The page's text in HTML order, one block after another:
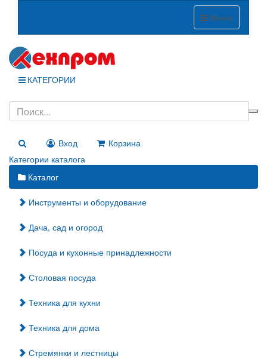
Меню
КАТЕГОРИИ
Вход
Корзина
Категории каталога
Каталог
Инструменты и оборудование
Дача, сад и огород
Посуда и кухонные принадлежности
Столовая посуда
Техника для кухни
Техника для дома
Стремянки и лестницы